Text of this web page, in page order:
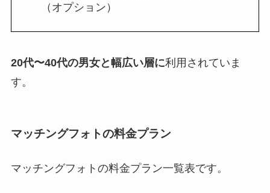
（オプション）
20代〜40代の男女と幅広い層に利用されていま
す。
マッチングフォトの料金プラン
マッチングフォトの料金プラン一覧表です。